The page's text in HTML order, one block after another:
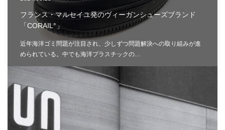
フランス・マルセイユ発のヴィーガンシューズブランド
「CORAIL°」
近年海洋ゴミ問題が注目され、少しずつ問題解決への取り組みが進
められている。中でも海洋プラスチックの…